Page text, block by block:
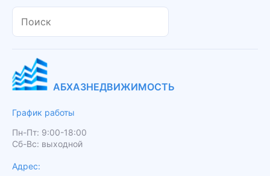
АБХАЗНЕДВИЖИМОСТЬ
График работы
Пн-Пт: 9:00-18:00
Сб-Вс: выходной
Адрес: